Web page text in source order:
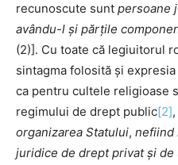
recunoscute sunt persoane
avându-l și părțile
(2)]. Cu toate că legiuitorul
sintagma folosită și expresia
ca pentru cultele religioase
regimului de drept public[2]
organizarea Statului, nefiind
juridice de drept privat și